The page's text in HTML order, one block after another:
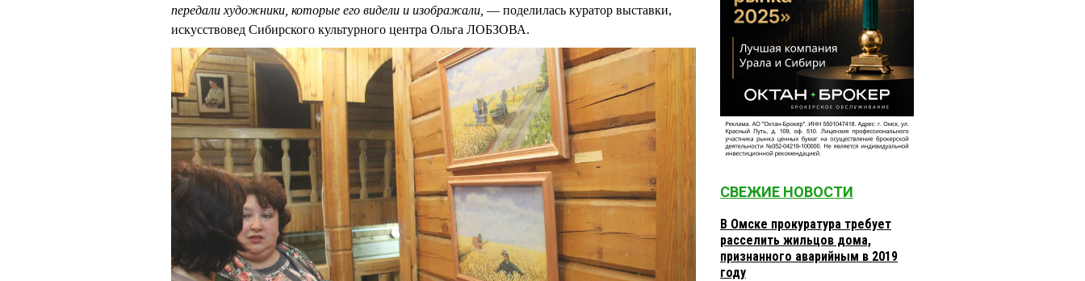
передали художники, которые его видели и изображали, — поделилась куратор выставки,
искусствовед Сибирского культурного центра Ольга ЛОБЗОВА.
СВЕЖИЕ НОВОСТИ
В Омске прокуратура требует
расселить жильцов дома,
признанного аварийным в 2019
году